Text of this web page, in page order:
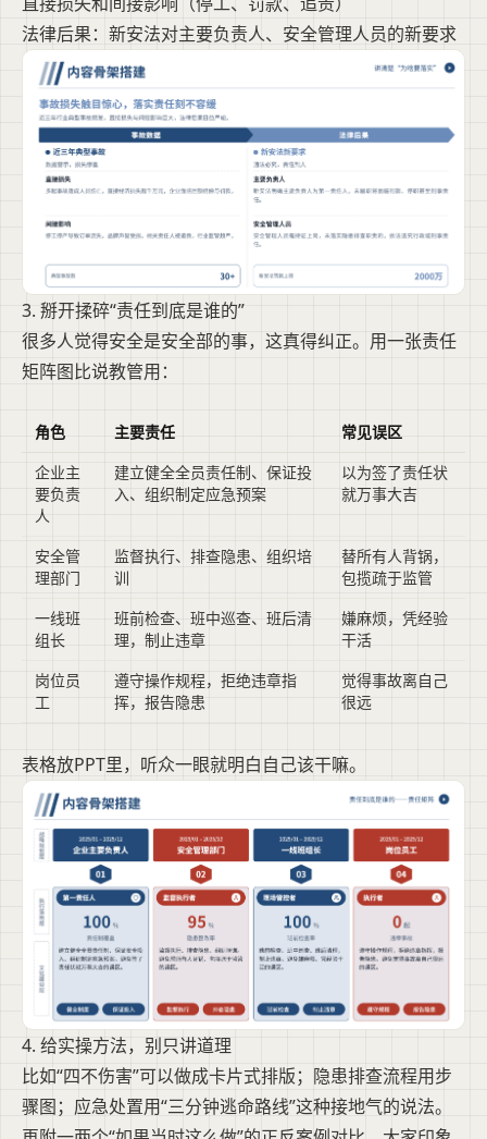
法律后果：新安法对主要负责人、安全管理人员的新要求
3. 掰开揉碎“责任到底是谁的”
很多人觉得安全是安全部的事，这真得纠正。用一张责任
矩阵图比说教管用：
角色 主要责任
常见误区
企业主
要负责
人
建立健全全员责任制、保证投
入、组织制定应急预案
以为签了责任状
就万事大吉
安全管
理部门
监督执行、排查隐患、组织培
训
替所有人背锅，
包揽疏于监管
一线班
组长
班前检查、班中巡查、班后清
理，制止违章
嫌麻烦，凭经验
干活
岗位员
工
遵守操作规程，拒绝违章指
挥，报告隐患
觉得事故离自己
很远
表格放PPT里，听众一眼就明白自己该干嘛。
4. 给实操方法，别只讲道理
比如“四不伤害”可以做成卡片式排版；隐患排查流程用步
骤图；应急处置用“三分钟逃命路线”这种接地气的说法。